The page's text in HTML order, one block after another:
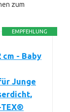
zum
EMPFEHLUNG
cm - Baby
Junge